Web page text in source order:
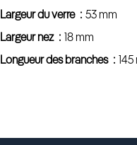
Largeur du verre
53 mm
Largeur nez
18 mm
Longueur des branches
145